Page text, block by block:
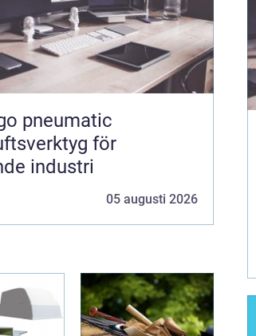
pneumatic
för
industri
05 augusti 2026